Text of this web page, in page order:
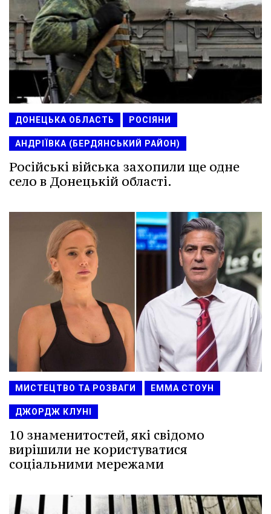
ДОНЕЦЬКА ОБЛАСТЬ РОСІЯНИ
АНДРІЇВКА (БЕРДЯНСЬКИЙ РАЙОН)
Російські війська захопили ще одне
село в Донецькій області.
МИСТЕЦТВО ТА РОЗВАГИ ЕММА СТОУН
ДЖОРДЖ КЛУНІ
10 знаменитостей, які свідомо
вирішили не користуватися
соціальними мережами